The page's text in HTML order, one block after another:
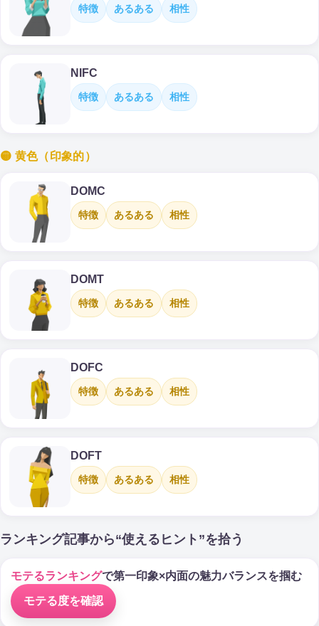
特徴 あるある 相性
NIFC
特徴 あるある 相性
🟡 黄色（印象的）
DOMC
特徴 あるある 相性
DOMT
特徴 あるある 相性
DOFC
特徴 あるある 相性
DOFT
特徴 あるある 相性
ランキング記事から“使えるヒント”を拾う
モテるランキングで第一印象×内面の魅力バランスを掴む
モテる度を確認